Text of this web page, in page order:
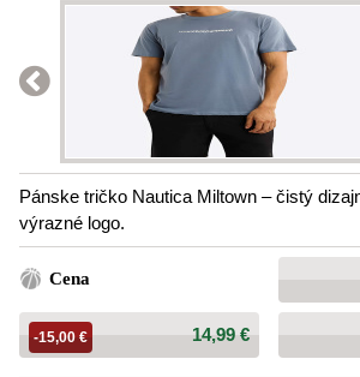
Pánske tričko Nautica Miltown – čistý
výrazné logo.
Cena
Cena:
14,99 €
-15,00 €